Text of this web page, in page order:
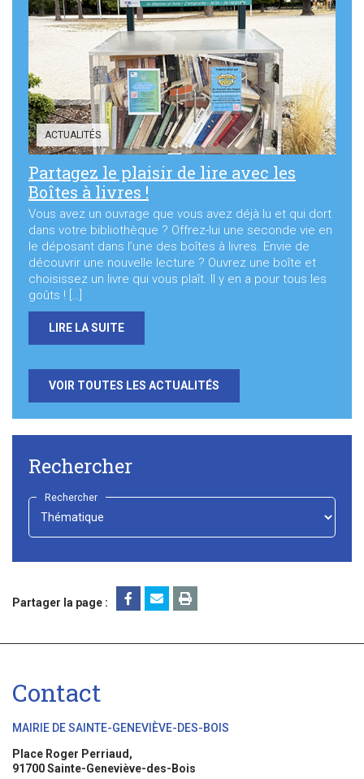
ACTUALITÉS
Partagez le plaisir de lire avec les
Boîtes à livres !
Vous avez un ouvrage que vous avez déjà lu et qui dort
dans votre bibliothèque ? Offrez-lui une seconde vie en
le déposant dans l’une des boîtes à livres. Envie de
découvrir une nouvelle lecture ? Ouvrez une boîte et
choisissez un livre qui vous plaît. Il y en a pour tous les
goûts ! […]
LIRE LA SUITE
VOIR TOUTES LES ACTUALITÉS
Rechercher
Rechercher
Choisir
Partager la page :
Contact
MAIRIE DE SAINTE-GENEVIÈVE-DES-BOIS
Place Roger Perriaud,
91700 Sainte-Geneviève-des-Bois